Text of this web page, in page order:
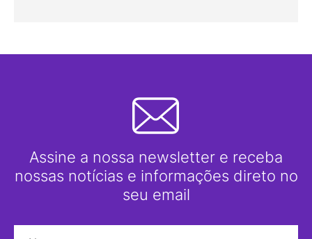
Assine a nossa newsletter e receba
nossas notícias e informações direto no
seu email